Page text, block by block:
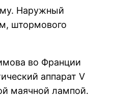
Наружный
штормового
во Франции
аппарат V
маячной лампой.